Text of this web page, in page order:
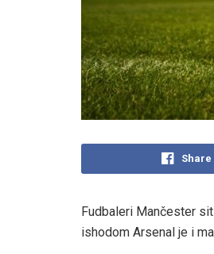
Share
Fudbaleri Mančester
ishodom Arsenal je i